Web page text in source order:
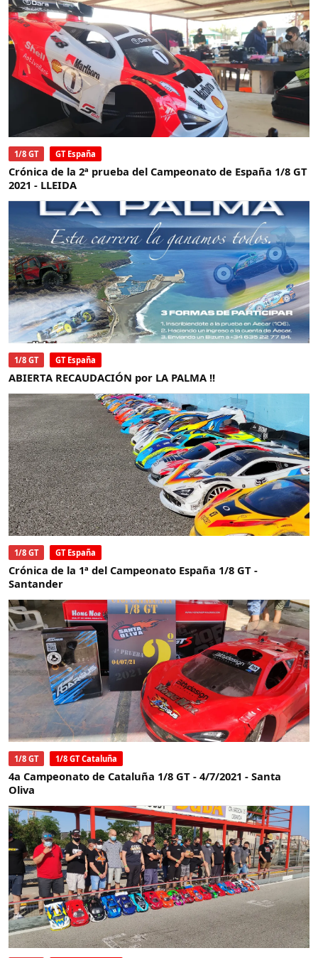
1/8 GT GT España
Crónica de la 2ª prueba del Campeonato de España 1/8 GT
2021 - LLEIDA
1/8 GT GT España
ABIERTA RECAUDACIÓN por LA PALMA !!
1/8 GT GT España
Crónica de la 1ª del Campeonato España 1/8 GT -
Santander
1/8 GT 1/8 GT Cataluña
4a Campeonato de Cataluña 1/8 GT - 4/7/2021 - Santa
Oliva